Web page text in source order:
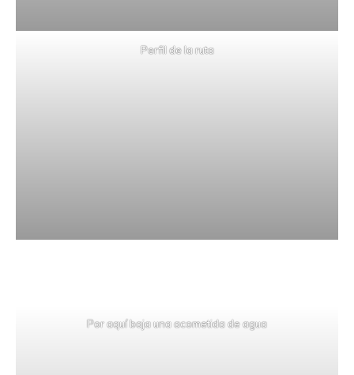
Perfil de la ruta
Por aquí baja una acometida de agua